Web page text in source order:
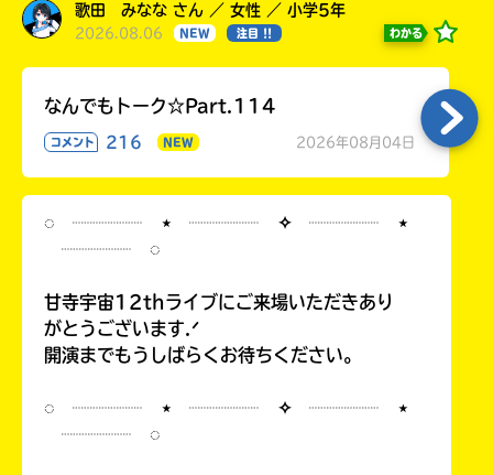
歌田 みなな さん ／ 女性 ／ 小学5年
2026.08.06 NEW 注目 !! わかる
なんでもトーク☆Part.114
コメント 216 NEW 2026年08月04日
◌ ┈┈┈┈ ⋆ ┈┈┈┈ ✧ ┈┈┈┈ ⋆
┈┈┈┈ ◌
甘寺宇宙12thライブにご来場いただきあり
がとうございます.ᐟ
開演までもうしばらくお待ちください。
◌ ┈┈┈┈ ⋆ ┈┈┈┈ ✧ ┈┈┈┈ ⋆
┈┈┈┈ ◌